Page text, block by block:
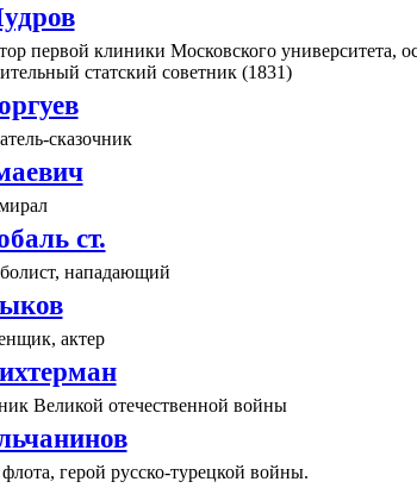
первой клиники Московского
статский советник (1831)
сказочник
ст.
нападающий
актер
Великой отечественной войны
герой русско-турецкой войны.